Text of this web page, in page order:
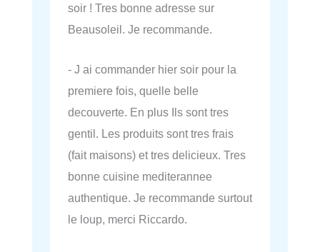
soir ! Tres bonne adresse sur
Beausoleil. Je recommande.
- J ai commander hier soir pour la
premiere fois, quelle belle
decouverte. En plus Ils sont tres
gentil. Les produits sont tres frais
(fait maisons) et tres delicieux. Tres
bonne cuisine mediterannee
authentique. Je recommande surtout
le loup, merci Riccardo.